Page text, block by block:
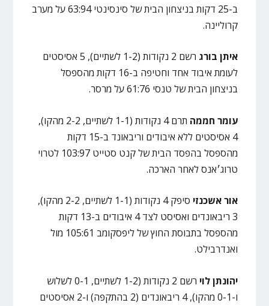
ב-25 דקות בניצחון הבית של סינסינטי 63:94 על מערב
קרוליינה.
איתן בורג
רשם 2 נקודות (1-2 לשתיים), 5 אסיסטים
לעומת איבוד אחד וחטיפה ב-16 דקות מהספסל
בניצחון הבית של טנסי 61:76 על מרסר.
עומר חממה
תרם 4 נקודות (1-1 לשתיים, 2-2 מהקו),
4 אסיסטים ללא איבודים וריבאונד ב-15 דקות
מהספסל בהפסד הבית של קנט סטייט 103:97 לטרוי
טרוג׳אנס לאחר הארכה.
אור אשכנזי
סיפק 4 נקודות (1-1 לשתיים, 2-2 מהקו),
3 ריבאונדים ואסיסט לצד 4 איבודים ב-13 דקות
מהספסל בתבוסת החוץ של ליפסקומב 105:61 מול
ואנדרבילט.
יהונתן לוי
רשם 2 נקודות (1-2 לשתיים, 0-1 לשלוש
ו-0-1 מהקו), 4 ריבאונדים (2 בהתקפה) ו-2 אסיסטים